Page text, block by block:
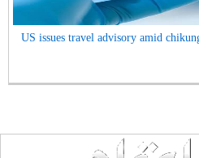
US issues travel advisory amid